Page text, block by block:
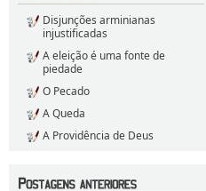
Disjunções arminianas
injustificadas
A eleição é uma fonte de
piedade
O Pecado
A Queda
A Providência de Deus